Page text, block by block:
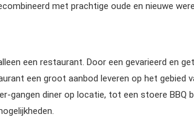
met prachtige oude en nieuwe
een restaurant. Door een gevarieerd en
een groot aanbod leveren op het gebied
gangen diner op locatie, tot een stoere BBQ